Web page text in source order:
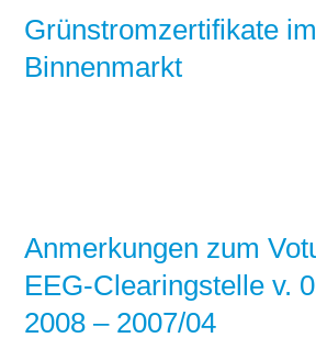
Grünstromzertifikate
Binnenmarkt
Anmerkungen zum
EEG-Clearingstelle v.
2008 – 2007/04